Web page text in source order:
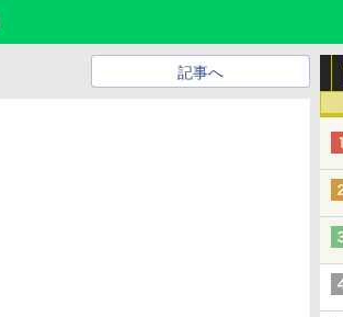
記事へ